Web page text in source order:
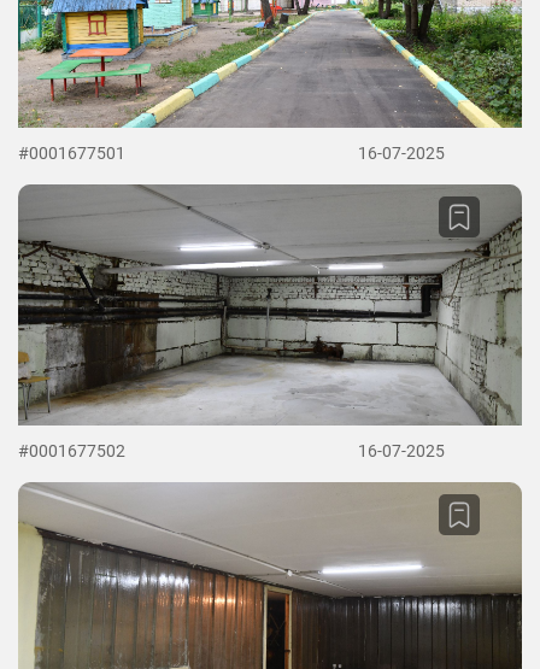
#0001677501 16-07-2025
#0001677502 16-07-2025